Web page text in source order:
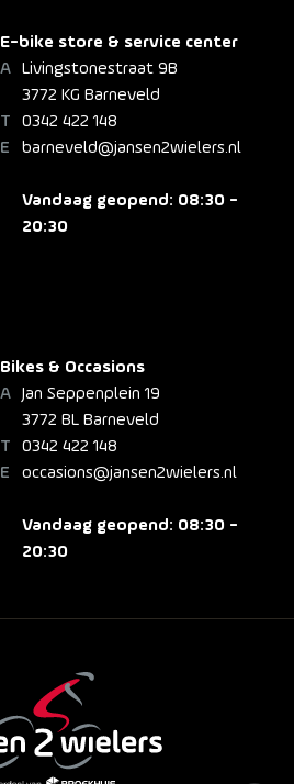
E-bike store & service center
Livingstonestraat 9B
3772 KG Barneveld
0342 422 148
barneveld@jansen2wielers.nl
Vandaag geopend: 08:30 -
20:30
Bikes & Occasions
Jan Seppenplein 19
3772 BL Barneveld
0342 422 148
occasions@jansen2wielers.nl
Vandaag geopend: 08:30 -
20:30